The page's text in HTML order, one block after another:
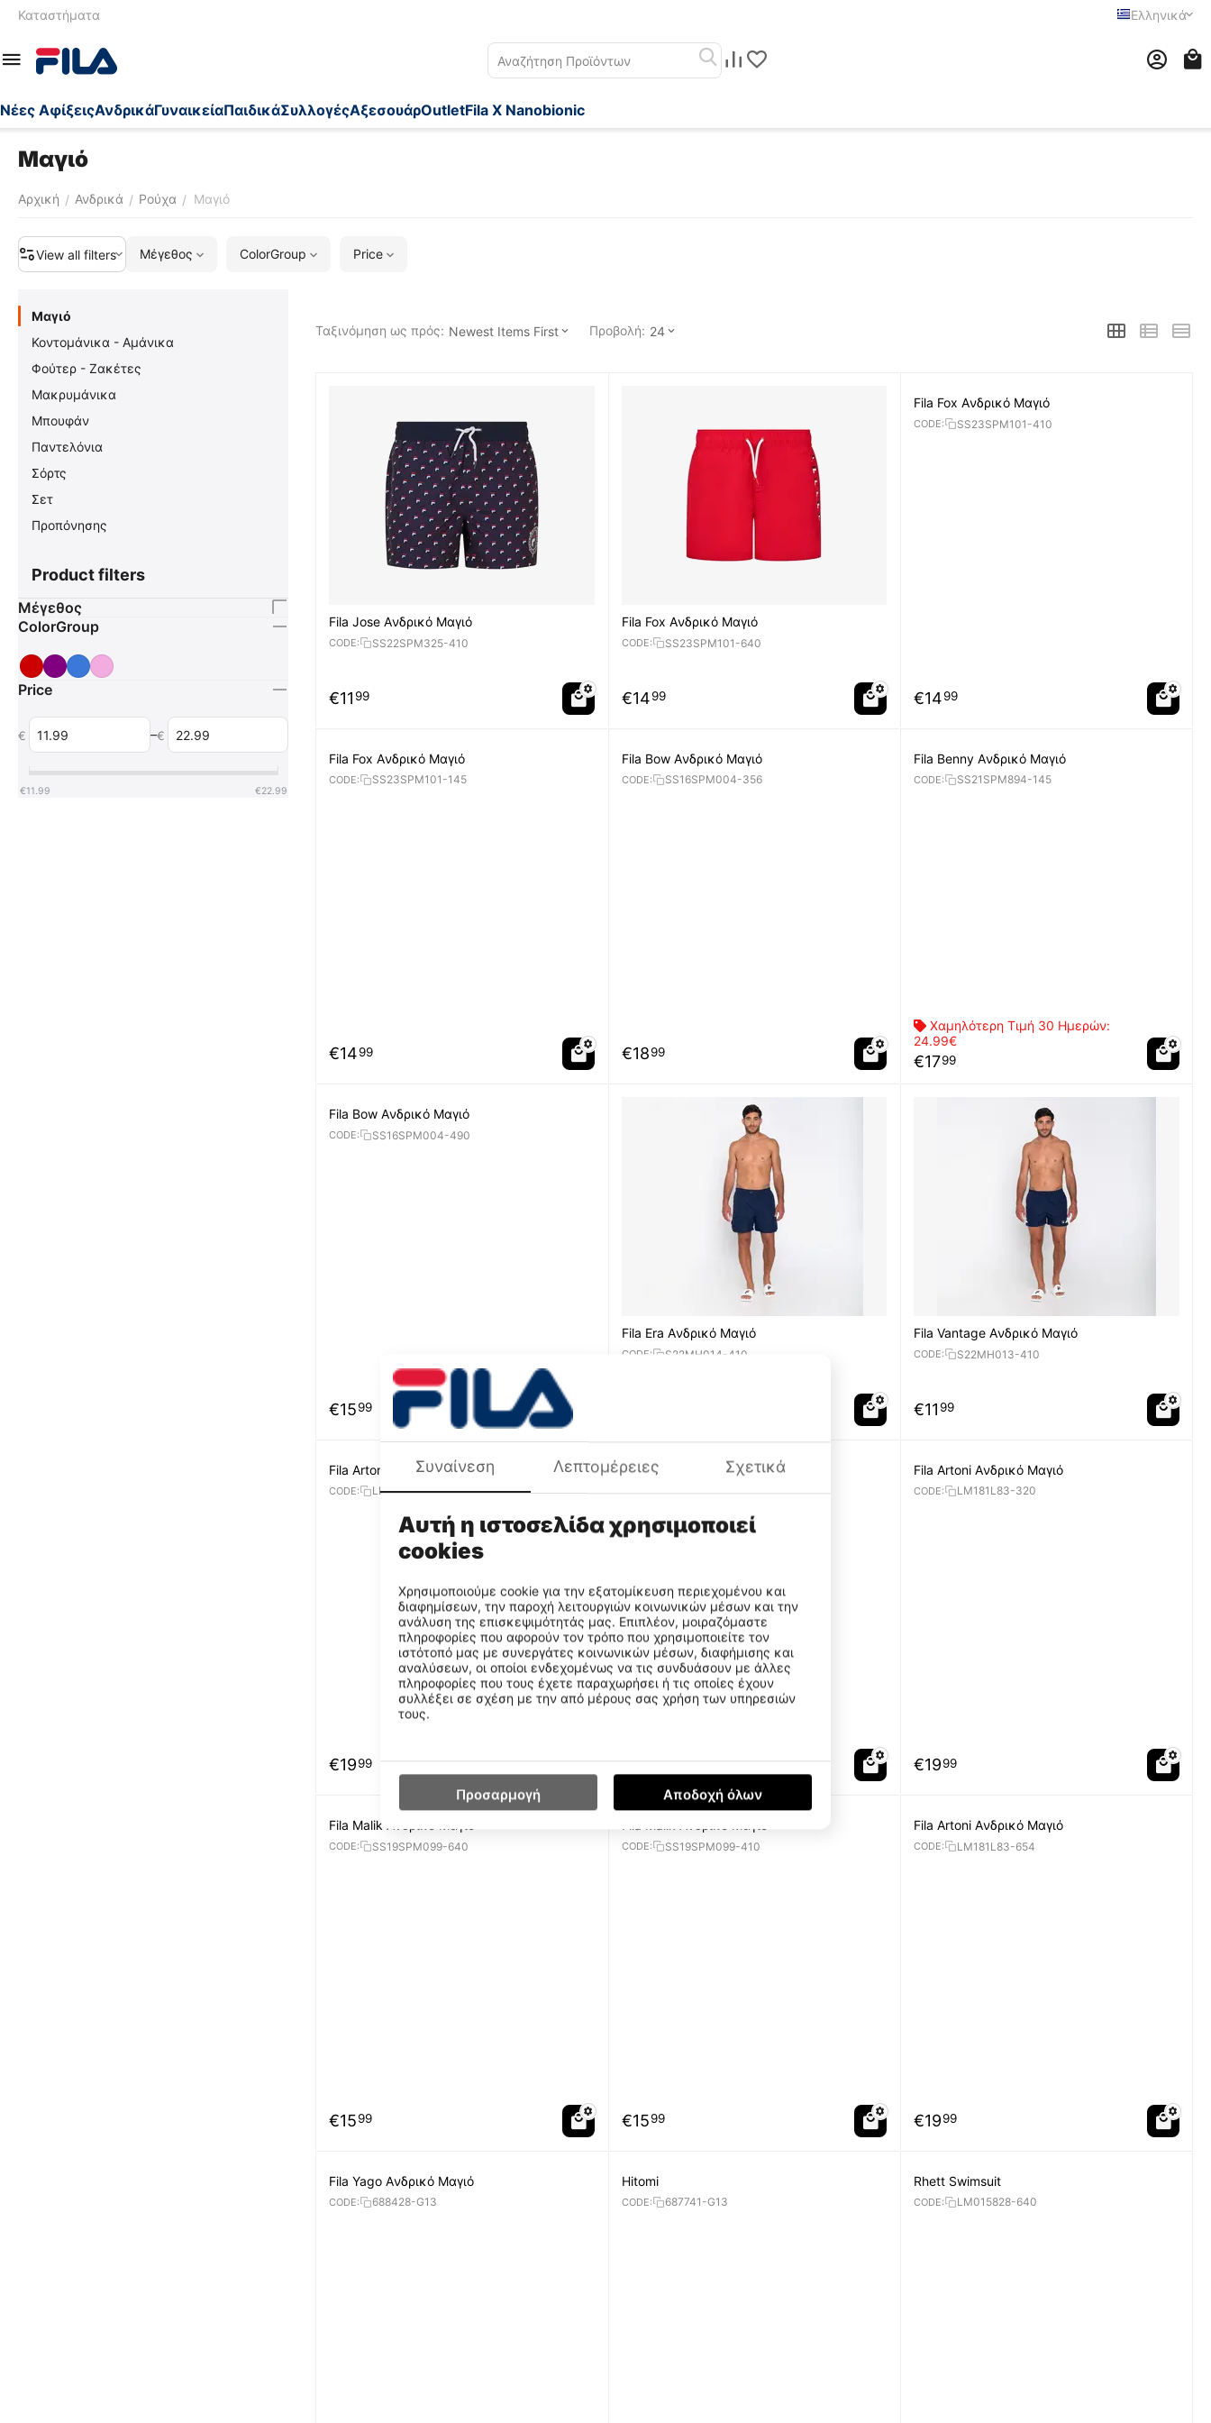
Ελληνικά
Καταστήματα
Nέες ΑφίξειςΑνδρικάΓυναικείαΠαιδικάΣυλλογέςΑξεσουάρOutletFila X Nanobionic
Μαγιό
Αρχική / Ανδρικά / Ρούχα / Μαγιό
View all filters Μέγεθος ColorGroup Price
Ταξινόμηση ως πρός: Newest Items First Προβολή: 24
Fila Jose Aνδρικό Μαγιό
CODE: SS22SPM325-410
€11 99
Fila Fox Aνδρικό Μαγιό
CODE: SS23SPM101-640
€1499
Fila Fox Aνδρικό Μαγιό
CODE: SS23SPM101-410
€1499
Fila Fox Aνδρικό Μαγιό
CODE: SS23SPM101-145
€1499
Fila Bow Aνδρικό Μαγιό
CODE: SS16SPM004-356
€1899
Fila Benny Aνδρικό Μαγιό
CODE: SS21SPM894-145
Χαμηλότερη Τιμή 30 Ημερών:
24.99€
€1799
Fila Bow Aνδρικό Μαγιό
CODE: SS16SPM004-490
€1599
Fila Era Aνδρικό Μαγιό
CODE: S22MH014-410
Fila Vantage Aνδρικό Μαγιό
CODE: S22MH013-410
€11 99
Fila Artoni Aνδρικό Μαγιό
CODE: LM181L83-500
€1999
Fila Artoni Aνδρικό Μαγιό Fila Artoni Aνδρικό Μαγιό
CODE: LM181L83-320
€1999
Fila Malik Aνδρικό Μαγιό
CODE: SS19SPM099-640
€1599
CODE: SS19SPM099-410
€1599
Fila Artoni Aνδρικό Μαγιό
CODE: LM181L83-654
€1999
Fila Yago Aνδρικό Μαγιό
CODE: 688428-G13
Hitomi
CODE: 687741-G13
Rhett Swimsuit
CODE: LM015828-640
Μαγιό
Κοντομάνικα - Αμάνικα
Φούτερ - Ζακέτες
Μακρυμάνικα
Μπουφάν
Παντελόνια
Σόρτς
Σετ
Προπόνησης
Product filters
Μέγεθος
ColorGroup
Price
€ –€
€11.99 €22.99
Συναίνεση Λεπτομέρειες Σχετικά
Αυτή η ιστοσελίδα χρησιμοποιεί
cookies
Χρησιμοποιούμε cookie για την εξατομίκευση περιεχομένου και
διαφημίσεων, την παροχή λειτουργιών κοινωνικών μέσων και την
ανάλυση της επισκεψιμότητάς μας. Επιπλέον, μοιραζόμαστε
πληροφορίες που αφορούν τον τρόπο που χρησιμοποιείτε τον
ιστότοπό μας με συνεργάτες κοινωνικών μέσων, διαφήμισης και
αναλύσεων, οι οποίοι ενδεχομένως να τις συνδυάσουν με άλλες
πληροφορίες που τους έχετε παραχωρήσει ή τις οποίες έχουν
συλλέξει σε σχέση με την από μέρους σας χρήση των υπηρεσιών
τους.
Προσαρμογή Αποδοχή όλων